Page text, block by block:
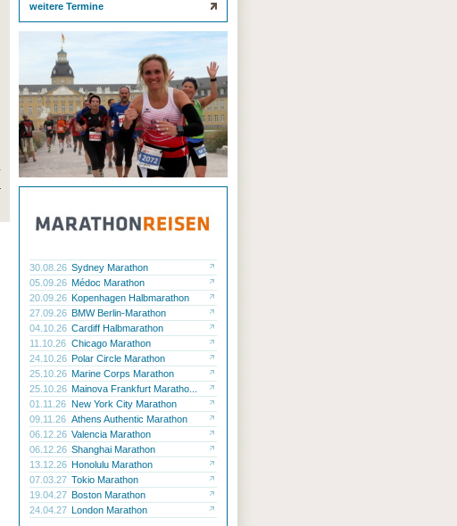
weitere Termine
30.08.26 Sydney Marathon
05.09.26 Médoc Marathon
20.09.26 Kopenhagen Halbmarathon
27.09.26 BMW Berlin-Marathon
04.10.26 Cardiff Halbmarathon
11.10.26 Chicago Marathon
24.10.26 Polar Circle Marathon
25.10.26 Marine Corps Marathon
25.10.26 Mainova Frankfurt Maratho...
01.11.26 New York City Marathon
09.11.26 Athens Authentic Marathon
06.12.26 Valencia Marathon
06.12.26 Shanghai Marathon
13.12.26 Honolulu Marathon
07.03.27 Tokio Marathon
19.04.27 Boston Marathon
24.04.27 London Marathon